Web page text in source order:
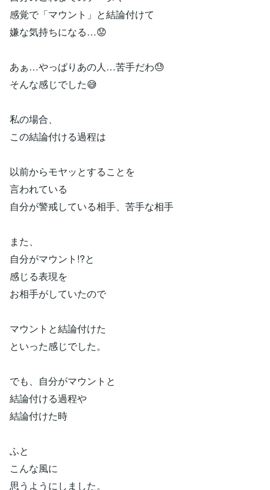
感覚で「マウント」と結論付けて
嫌な気持ちになる…😟
あぁ…やっぱりあの人…苦手だわ😓
そんな感じでした😅
私の場合、
この結論付ける過程は
以前からモヤッとすることを
言われている
自分が警戒している相手、苦手な相手
また、
自分がマウント!?と
感じる表現を
お相手がしていたので
マウントと結論付けた
といった感じでした。
でも、自分がマウントと
結論付ける過程や
結論付けた時
ふと
こんな風に
思うようにしました。